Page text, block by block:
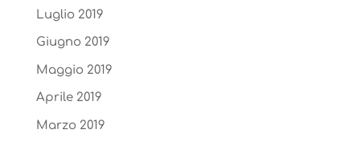
Luglio 2019
Giugno 2019
Maggio 2019
Aprile 2019
Marzo 2019